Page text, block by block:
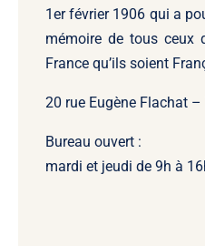
1er février 1906 qui a
mémoire de tous ceux
France qu’ils soient
20 rue Eugène Flachat
Bureau ouvert :
mardi et jeudi de 9h à